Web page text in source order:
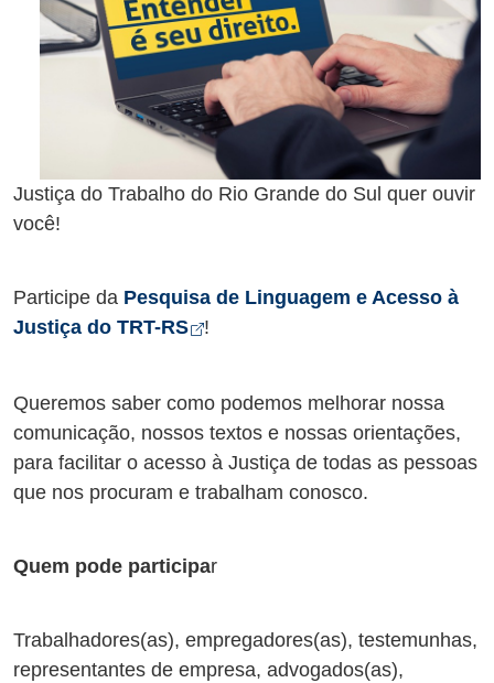
Justiça do Trabalho do Rio Grande do Sul quer ouvir
você!
Participe da Pesquisa de Linguagem e Acesso à
Justiça do TRT-RS
Abre em nova aba
!
Queremos saber como podemos melhorar nossa
comunicação, nossos textos e nossas orientações,
para facilitar o acesso à Justiça de todas as pessoas
que nos procuram e trabalham conosco.
Quem pode participar
Trabalhadores(as), empregadores(as), testemunhas,
representantes de empresa, advogados(as),